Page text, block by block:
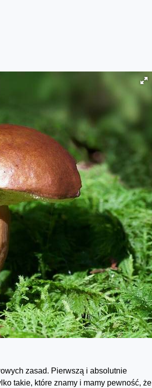
zasad. Pierwszą i absolutnie
takie, które znamy i mamy pewność, że